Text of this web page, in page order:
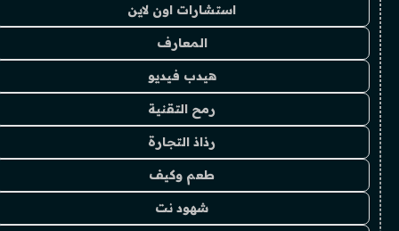
استشارات اون لاين
المعارف
هيدب فيديو
رمح التقنية
رذاذ التجارة
طعم وكيف
شهود نت